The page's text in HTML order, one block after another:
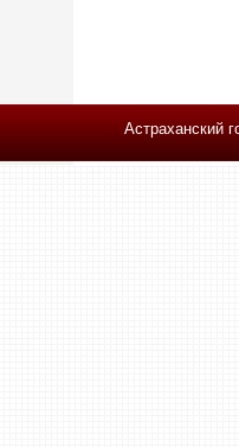
Астраханский